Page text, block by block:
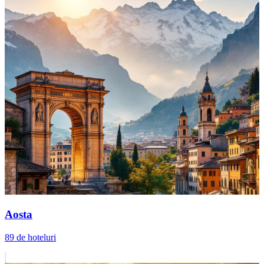
Aosta
89 de hoteluri